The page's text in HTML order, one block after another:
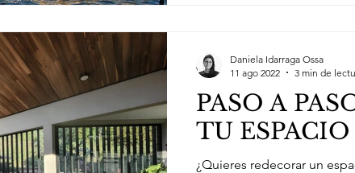
PASO A
TU
¿Quieres redecorar un
Daniela Idarraga Ossa
11 ago 2022
3 min de